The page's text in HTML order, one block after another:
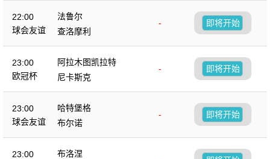
22:00
球会友谊
法鲁尔
-
查洛摩利
即将开始
23:00
欧冠杯
阿拉木图凯拉特
-
尼卡斯克
即将开始
23:00
球会友谊
哈特堡格
-
布尔诺
即将开始
23:00
布洛涅